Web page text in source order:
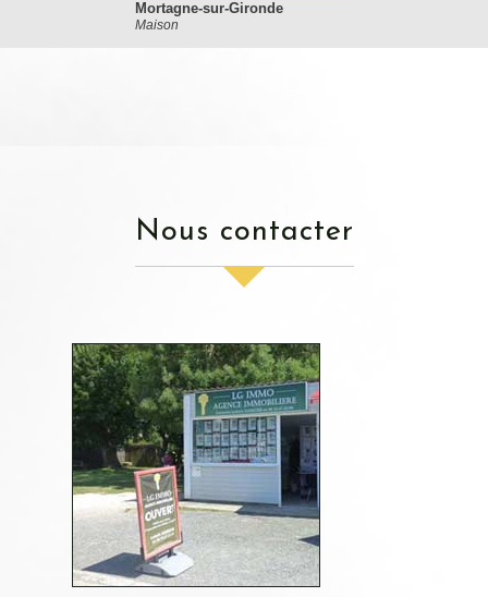
Mortagne-sur-Gironde
Maison
nous contacter